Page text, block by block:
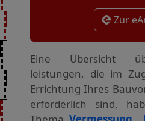
Zur
Eine Übersicht
leistungen, die im
Errichtung Ihres
erforderlich sind,